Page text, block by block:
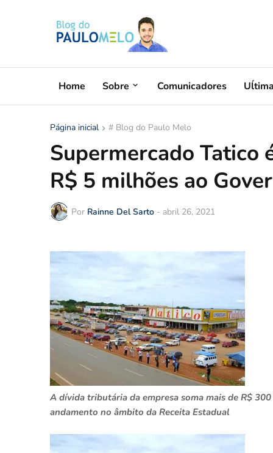
Home Sobre Comunicadores
Página inicial # Blog do Paulo Melo
Supermercado Tatico
R$ 5 milhões ao
Por Rainne Del Sarto - abril 26, 2021
A dívida tributária da empresa soma mais de R$
andamento no âmbito da Receita Estadual